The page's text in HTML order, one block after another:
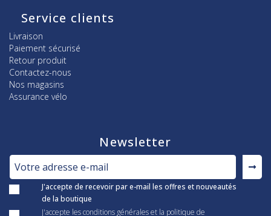
Service clients
Livraison
Paiement sécurisé
Retour produit
Contactez-nous
Nos magasins
Assurance vélo
Newsletter
J'accepte de recevoir par e-mail les offres et nouveautés
de la boutique
J'accepte les conditions générales et la politique de